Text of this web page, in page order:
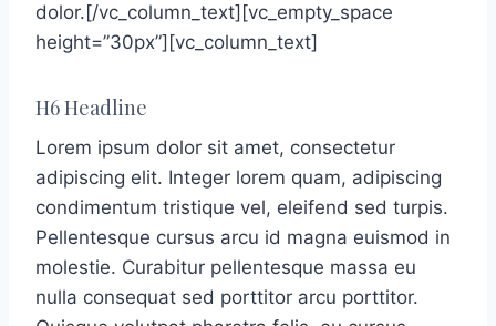
dolor.[/vc_column_text][vc_empty_space
height=”30px”][vc_column_text]
H6 Headline
Lorem ipsum dolor sit amet, consectetur
adipiscing elit. Integer lorem quam, adipiscing
condimentum tristique vel, eleifend sed turpis.
Pellentesque cursus arcu id magna euismod in
molestie. Curabitur pellentesque massa eu
nulla consequat sed porttitor arcu porttitor.